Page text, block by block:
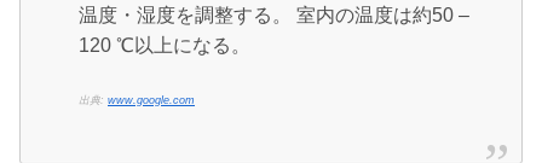
温度・湿度を調整する。 室内の温度は約50 –
120 ℃以上になる。
出典: www.google.com